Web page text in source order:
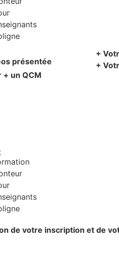
présentée
+ un QCM
+
+
de votre inscription et de